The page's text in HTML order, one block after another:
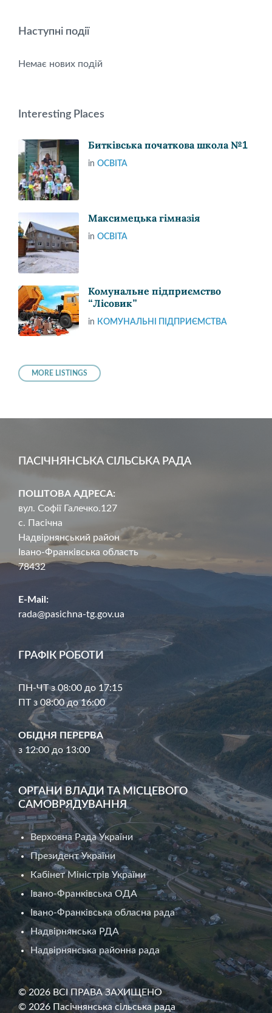
Наступні події
Немає нових подій
Interesting Places
Битківська початкова школа №1
in ОСВІТА
Максимецька гімназія
in ОСВІТА
Комунальне підприємство
“Лісовик”
in КОМУНАЛЬНІ ПІДПРИЄМСТВА
MORE LISTINGS
ПАСІЧНЯНСЬКА СІЛЬСЬКА РАДА
ПОШТОВА АДРЕСА:
вул. Софії Галечко.127
с. Пасічна
Надвірнянський район
Івано-Франківська область
78432
E-Mail:
rada@pasichna-tg.gov.ua
ГРАФІК РОБОТИ
ПН-ЧТ з 08:00 до 17:15
ПТ з 08:00 до 16:00
ОБІДНЯ ПЕРЕРВА
з 12:00 до 13:00
ОРГАНИ ВЛАДИ ТА МІСЦЕВОГО
САМОВРЯДУВАННЯ
Верховна Рада України
Президент України
Кабінет Міністрів України
Івано-Франківська ОДА
Івано-Франківська обласна рада
Надвірнянська РДА
Надвірнянська районна рада
© 2026 ВСІ ПРАВА ЗАХИЩЕНО
© 2026 Пасічнянська сільська рада